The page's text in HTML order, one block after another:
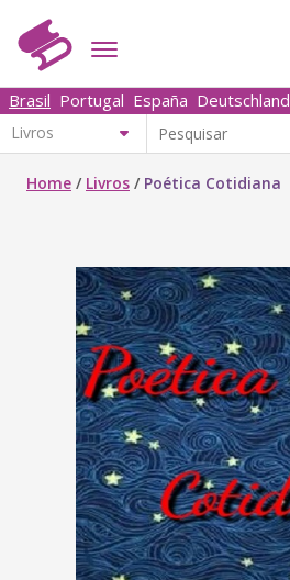
Brasil Portugal España Deutschland
Home / Livros / Poética Cotidiana